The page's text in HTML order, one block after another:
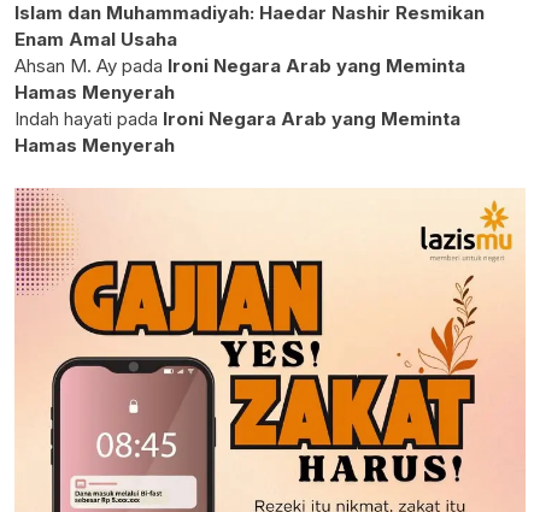
Islam dan Muhammadiyah: Haedar Nashir Resmikan
Enam Amal Usaha
Ahsan M. Ay pada Ironi Negara Arab yang Meminta
Hamas Menyerah
Indah hayati pada Ironi Negara Arab yang Meminta
Hamas Menyerah